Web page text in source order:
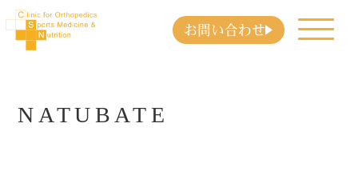
お問い合わせ
NATUBATE